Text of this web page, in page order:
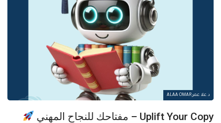
د علا عمر ALAA OMAR
Uplift Your Copy – مفتاحك للنجاح المهني